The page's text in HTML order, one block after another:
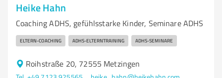
Heike Hahn
Coaching ADHS, gefühlsstarke Kinder, Seminare ADHS
ELTERN-COACHING ADHS-ELTERNTRAINING ADHS-SEMINARE
Roihstraße 20, 72555 Metzingen